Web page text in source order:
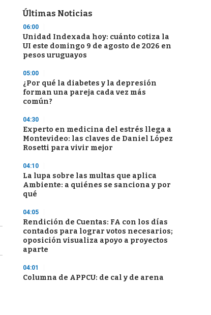
Últimas Noticias
06:00
Unidad Indexada hoy: cuánto cotiza la
UI este domingo 9 de agosto de 2026 en
pesos uruguayos
05:00
¿Por qué la diabetes y la depresión
forman una pareja cada vez más
común?
04:30
Experto en medicina del estrés llega a
Montevideo: las claves de Daniel López
Rosetti para vivir mejor
04:10
La lupa sobre las multas que aplica
Ambiente: a quiénes se sanciona y por
qué
04:05
Rendición de Cuentas: FA con los días
contados para lograr votos necesarios;
oposición visualiza apoyo a proyectos
aparte
04:01
Columna de APPCU: de cal y de arena